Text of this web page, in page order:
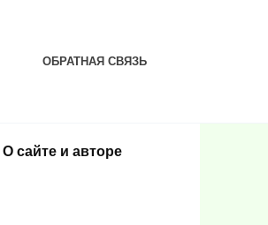
ОБРАТНАЯ СВЯЗЬ
О сайте и авторе